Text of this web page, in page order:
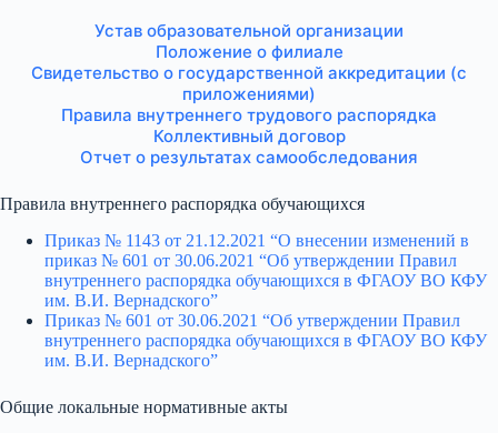
Устав образовательной организации
Положение о филиале
Свидетельство о государственной аккредитации (с
приложениями)
Правила внутреннего трудового распорядка
Коллективный договор
Отчет о результатах самообследования
Правила внутреннего распорядка обучающихся
Приказ № 1143 от 21.12.2021 “О внесении изменений в
приказ № 601 от 30.06.2021 “Об утверждении Правил
внутреннего распорядка обучающихся в ФГАОУ ВО КФУ
им. В.И. Вернадского”
Приказ № 601 от 30.06.2021 “Об утверждении Правил
внутреннего распорядка обучающихся в ФГАОУ ВО КФУ
им. В.И. Вернадского”
Общие локальные нормативные акты